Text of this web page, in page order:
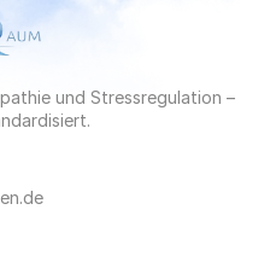
und Stressregulation –